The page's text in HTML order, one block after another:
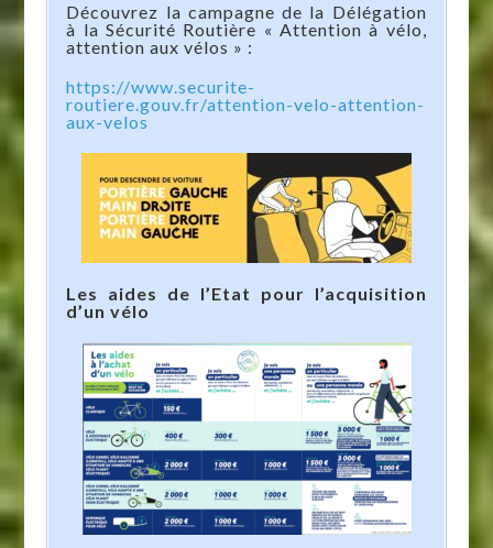
Découvrez la campagne de la Délégation
à la Sécurité Routière « Attention à vélo,
attention aux vélos » :
https://www.securite-
routiere.gouv.fr/attention-velo-attention-
aux-velos
Les aides de l’Etat pour l’acquisition
d’un vélo